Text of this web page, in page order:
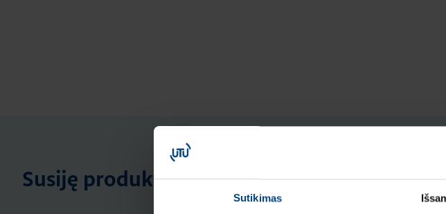
Sutikimas
Susiję produktai